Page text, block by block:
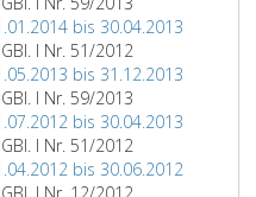
bis 30.04.2013
I Nr. 51/2012
bis 31.12.2013
I Nr. 59/2013
bis 30.04.2013
I Nr. 51/2012
bis 30.06.2012